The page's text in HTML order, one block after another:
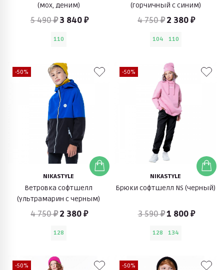
(мох, деним)
5 490 ₽3 840 ₽
110
(горчичный с синим)
4 750 ₽ 2 380 ₽
104 110
-50%
NIKASTYLE
Ветровка софтшелл
(ультрамарин с черным)
4 750 ₽ 2 380 ₽
128
-50%
NIKASTYLE
Брюки софтшелл NS (черный)
3 590 ₽1 800 ₽
128 134
-50% -50%